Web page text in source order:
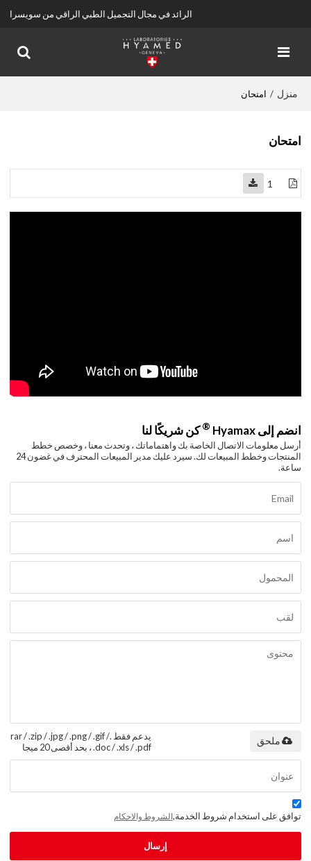
الرائد في مجال التجميل الطبي الراقي من سويسرا
منزل / امتحان
امتحان
1
انضم إلى Hyamax ®كن شريكًا لنا
أرسل معلومات الاتصال الخاصة بك واهتماماتك ، وتحدث معنا ، وخصص خطط
المنتجات وخطط المبيعات لك. سيرد عليك مدير المبيعات المحترف في غضون 24
ساعة.
يدعم فقط .rar / .zip / .jpg / .png / .gif /
.doc / .xls / .pdf ، بحد أقصى 20 ميجا
ملحق
توافق على استخدام شروط الخدمة,الشروط والاحكام
إرسال